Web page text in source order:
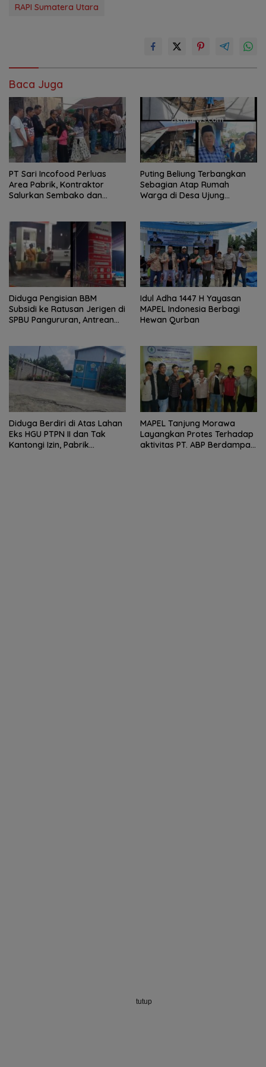
RAPI Sumatera Utara
Baca Juga
PT Sari Incofood Perluas
Area Pabrik, Kontraktor
Salurkan Sembako dan
Puting Beliung Terbangkan
Sebagian Atap Rumah
Warga di Desa Ujung
Bantuan
Diduga Pengisian BBM
Subsidi ke Ratusan Jerigen di
SPBU Pangururan, Antrean
Idul Adha 1447 H Yayasan
MAPEL Indonesia Berbagi
Hewan Qurban
Diduga Berdiri di Atas Lahan
Eks HGU PTPN II dan Tak
Kantongi Izin, Pabrik
MAPEL Tanjung Morawa
Layangkan Protes Terhadap
aktivitas PT. ABP Berdampak
tutup